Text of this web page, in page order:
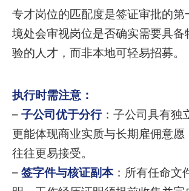
专才岗位的匹配度是签证审批的第
境处会审视岗位是否确实需要具备
验的人才，而非本地可轻易招募。
执行时需注意：
– 子公司优于分行：子公司具有独
更能体现商业实质与长期雇佣意愿
往往更易接受。
– 签字件与核证副本：所有任命文